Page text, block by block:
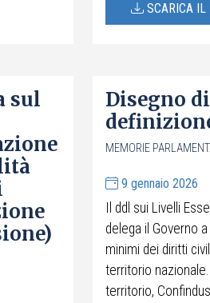
SCARICA IL
sul
Disegno
MEMORIE
9 gennaio 2026
Il ddl sui Livelli
delega il Governo
minimi dei diritti
territorio
territorio,